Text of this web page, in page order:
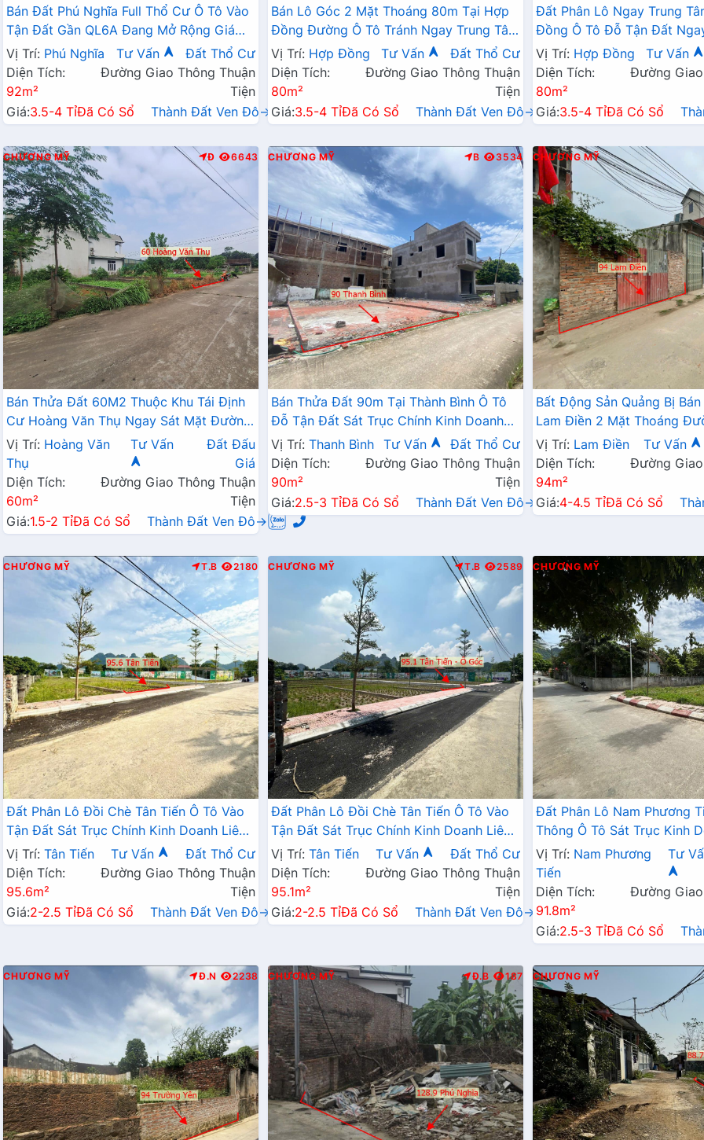
Bán Đất Phú Nghĩa Full Thổ Cư Ô Tô Vào
Tận Đất Gần QL6A Đang Mở Rộng Giá
Chỉ Vài Tỷ
Vị Trí: Phú Nghĩa Tư Vấn
Đất Thổ Cư
Diện Tích:
92m²
Đường Giao Thông Thuận
Tiện
Giá:3.5-4 TỉĐã Có Sổ Thành Đất Ven Đô→
Bán Lô Góc 2 Mặt Thoáng 80m Tại Hợp
Đồng Đường Ô Tô Tránh Ngay Trung Tâm
Hành Chính Xã Gần Đường TL419
Vị Trí: Hợp Đồng Tư Vấn
Đất Thổ Cư
Diện Tích:
80m²
Đường Giao Thông Thuận
Tiện
Giá:3.5-4 TỉĐã Có Sổ Thành Đất Ven Đô→
Đất Phân Lô Ngay Trung
Đồng Ô Tô Đỗ Tận Đất
Đường Kinh Doanh TL419
Vị Trí: Hợp Đồng Tư Vấn
Diện Tích:
80m²
Đường
Giá:3.5-4 TỉĐã Có Sổ
CHƯƠNG MỸ Đ 6643
Bán Thửa Đất 60M2 Thuộc Khu Tái Định
Cư Hoàng Văn Thụ Ngay Sát Mặt Đường
Kinh Doanh QL21A
Vị Trí: Hoàng Văn
Thụ
Tư Vấn
Đất Đấu
Giá
Diện Tích:
60m²
Đường Giao Thông Thuận
Tiện
Giá:1.5-2 TỉĐã Có Sổ Thành Đất Ven Đô→
CHƯƠNG MỸ B 3534
Bán Thửa Đất 90m Tại Thành Bình Ô Tô
Đỗ Tận Đất Sát Trục Chính Kinh Doanh
Liên Xã
Vị Trí: Thanh Bình Tư Vấn
Đất Thổ Cư
Diện Tích:
90m²
Đường Giao Thông Thuận
Tiện
Giá:2.5-3 TỉĐã Có Sổ Thành Đất Ven Đô→
CHƯƠNG MỸ
Bất Động Sản Quảng Bị
Lam Điền 2 Mặt Thoáng
Tránh Sát Trục Chính Kinh
Vị Trí: Lam Điền Tư Vấn
Diện Tích:
94m²
Đường
Giá:4-4.5 TỉĐã Có Sổ
CHƯƠNG MỸ T.B 2180
Đất Phân Lô Đồi Chè Tân Tiến Ô Tô Vào
Tận Đất Sát Trục Chính Kinh Doanh Liên
Xã Ngay Gần QL21A
Vị Trí: Tân Tiến Tư Vấn
Đất Thổ Cư
Diện Tích:
95.6m²
Đường Giao Thông Thuận
Tiện
Giá:2-2.5 TỉĐã Có Sổ Thành Đất Ven Đô→
CHƯƠNG MỸ T.B 2589
Đất Phân Lô Đồi Chè Tân Tiến Ô Tô Vào
Tận Đất Sát Trục Chính Kinh Doanh Liên
Xã Ngay Gần QL21A
Vị Trí: Tân Tiến Tư Vấn
Đất Thổ Cư
Diện Tích:
95.1m²
Đường Giao Thông Thuận
Tiện
Giá:2-2.5 TỉĐã Có Sổ Thành Đất Ven Đô→
CHƯƠNG MỸ
Đất Phân Lô Nam Phương
Thông Ô Tô Sát Trục Kinh
Ngay Gần QL21A
Vị Trí: Nam Phương
Tiến
Tư
Diện Tích:
91.8m²
Đường
Giá:2.5-3 TỉĐã Có Sổ
CHƯƠNG MỸ Đ.N 2238 CHƯƠNG MỸ Đ.B 187 CHƯƠNG MỸ